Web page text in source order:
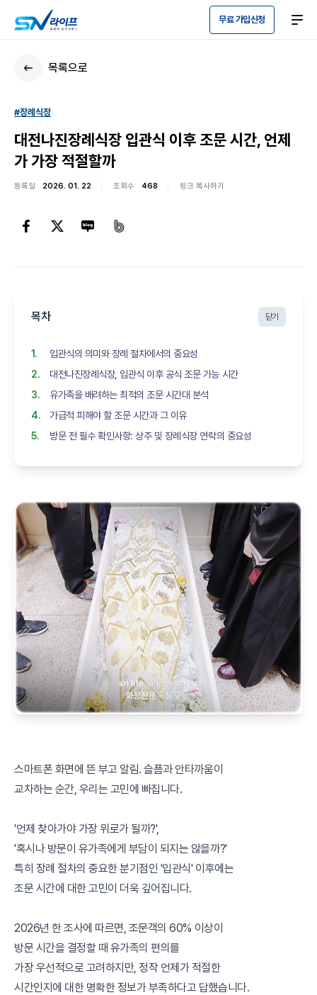
무료 가입신청
목록으로
#장례식장
대전나진장례식장 입관식 이후 조문 시간, 언제
가 가장 적절할까
등록일 2026. 01. 22 조회수 468 링크 복사하기
목차 닫기
입관식의 의미와 장례 절차에서의 중요성
대전나진장례식장, 입관식 이후 공식 조문 가능 시간
유가족을 배려하는 최적의 조문 시간대 분석
가급적 피해야 할 조문 시간과 그 이유
방문 전 필수 확인사항: 상주 및 장례식장 연락의 중요성
스마트폰 화면에 뜬 부고 알림. 슬픔과 안타까움이
교차하는 순간, 우리는 고민에 빠집니다.
'언제 찾아가야 가장 위로가 될까?',
'혹시나 방문이 유가족에게 부담이 되지는 않을까?'
특히 장례 절차의 중요한 분기점인 '입관식' 이후에는
조문 시간에 대한 고민이 더욱 깊어집니다.
2026년 한 조사에 따르면, 조문객의 60% 이상이
방문 시간을 결정할 때 유가족의 편의를
가장 우선적으로 고려하지만, 정작 언제가 적절한
시간인지에 대한 명확한 정보가 부족하다고 답했습니다.